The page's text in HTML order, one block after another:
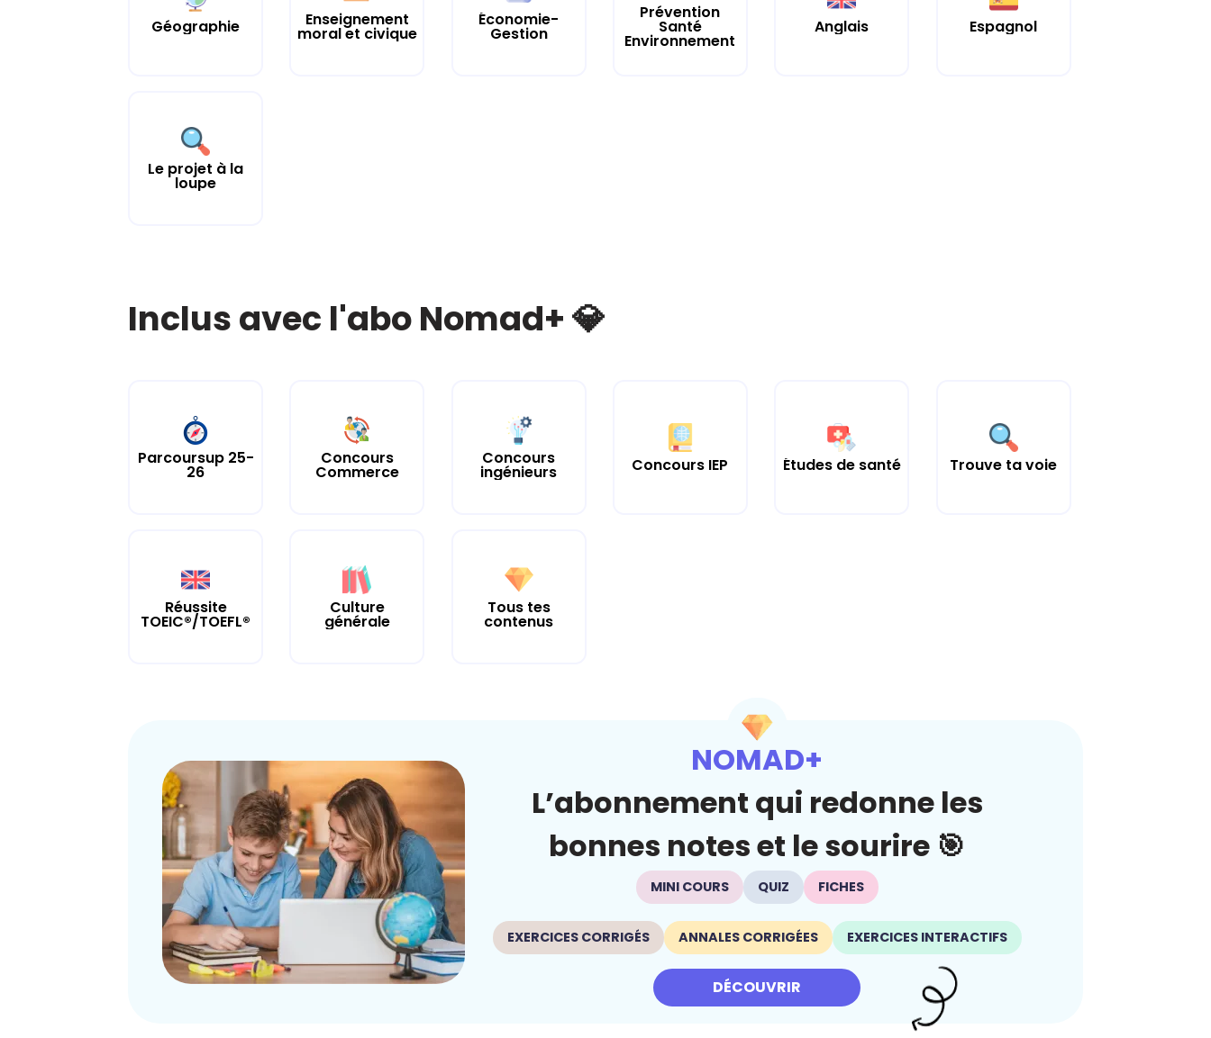
Géographie Enseignement
moral et civique
Économie-
Gestion
Prévention
Santé
Environnement
Anglais Espagnol
Le projet à la
loupe
Inclus avec l'abo Nomad+ 💎
Parcoursup 25-
26
Concours
Commerce
Concours
ingénieurs Concours IEP Études de santé Trouve ta voie
Réussite
TOEIC®/TOEFL®
Culture
générale
Tous tes
contenus
NOMAD+
L’abonnement qui redonne les
bonnes notes et le sourire 🎯
MINI COURS QUIZ FICHES
EXERCICES CORRIGÉS ANNALES CORRIGÉES EXERCICES INTERACTIFS
DÉCOUVRIR